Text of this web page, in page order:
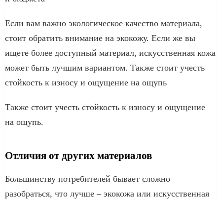
Если вам важно экологическое качество материала,
стоит обратить внимание на экокожу. Если же вы
ищете более доступный материал, искусственная кожа
может быть лучшим вариантом. Также стоит учесть
стойкость к износу и ощущение на ощупь
Также стоит учесть стойкость к износу и ощущение
на ощупь.
Отличия от других материалов
Большинству потребителей бывает сложно
разобраться, что лучше – экокожа или искусственная